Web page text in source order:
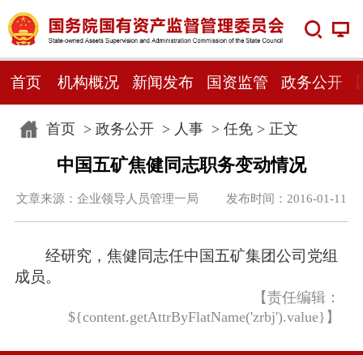
首页 机构概况 新闻发布 国资监管 政务公开
首页> 政务公开> 人事> 任免> 正文
中国五矿焦健同志职务变动情况
文章来源：企业领导人员管理一局 发布时间：2016-01-11
经研究，焦健同志任中国五矿集团公司党组
成员。
【责任编辑：
${content.getAttrByFlatName('zrbj').value}】